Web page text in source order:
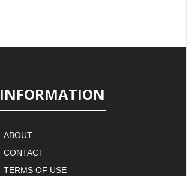
INFORMATION
ABOUT
CONTACT
TERMS OF USE